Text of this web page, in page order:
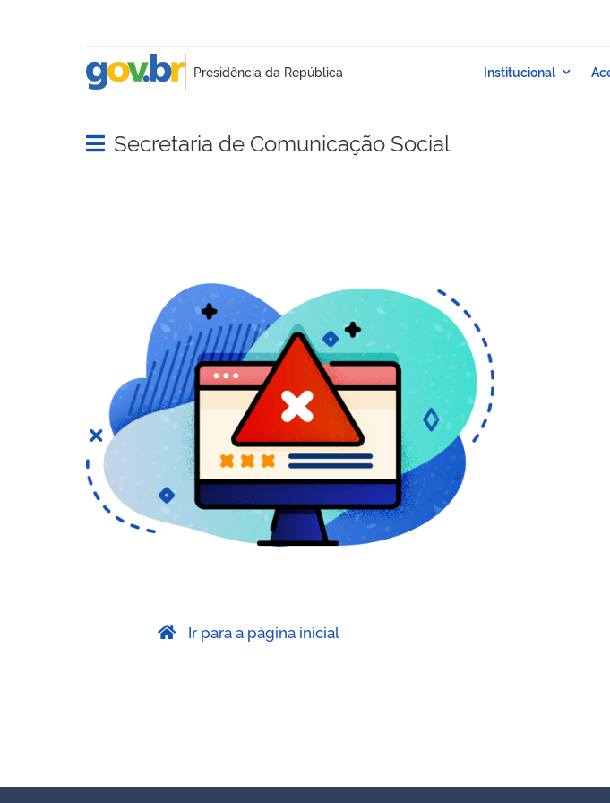
Abrir menu principal de navegação
Secretaria de Comunicação Social
Ir para a página inicial